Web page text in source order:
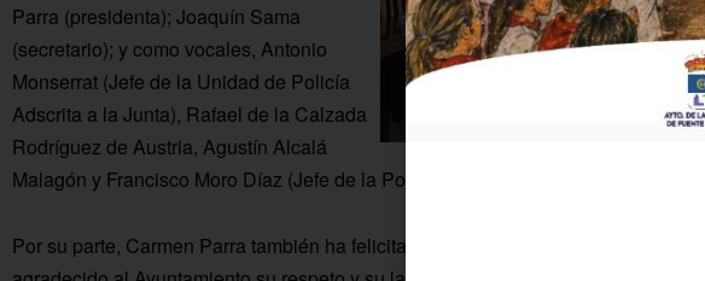
Parra (presidenta); Joaquín Sama
(secretario); y como vocales, Antonio
Monserrat (Jefe de la Unidad de Policía
Adscrita a la Junta), Rafael de la Calzada
Rodríguez de Austria, Agustín Alcalá
Malagón y Francisco Moro Díaz (Jefe de la Policía Local de Fuente Palmera).
Por su parte, Carmen Parra también ha felicitado a los tres nuevos policías de